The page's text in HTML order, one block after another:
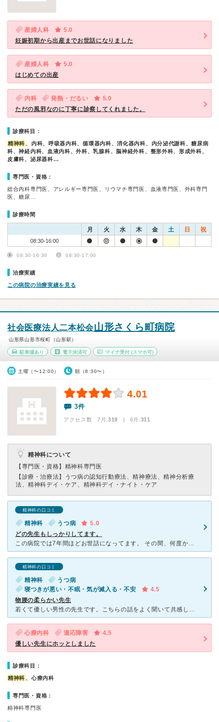
産婦人科
5.0
妊娠初期から出産までお世話になりました
産婦人科
5.0
はじめての出産
内科 発熱・だるい
5.0
ただの風邪なのに丁寧に診察してくれました。
診療科目：
精神科 、内科、呼吸器内科、循環器内科、消化器内科、内分泌代謝科、糖尿病
科、神経内科、血液内科、外科、乳腺科、脳神経外科、整形外科、形成外科、
皮膚科、泌尿器科…
専門医・資格：
総合内科専門医、アレルギー専門医、リウマチ専門医、血液専門医、外科専門
医、糖尿…
診療時間
月 火 水 木 金 土 日 祝
08:30-16:00
08:30-16:30 08:30-17:00
治療実績
この病院の治療実績を見る
社会医療法人二本松会山形さくら町病院
山形県山形市桜町（山形駅）
駐車場あり 電子決済可 マイナ受付 (スマホ可)
土曜（〜12:00） 朝（8:30〜）
4.01
3件
アクセス数 7月:319 | 6月:311
精神科について
【専門医・資格】 精神科専門医
【診療・治療法】
うつ病の認知行動療法、精神療法、精神分析療
法、精神科デイ・ケア、精神科デイ・ナイト・ケア
精神科の口コミ
精神科 うつ病
5.0
どの先生もしっかりしてます。
この病院では7年間ほどお世話になってます。 その間、何度か主治医が変わったり、主治医がお休みなどで 何度か主治医以外の先生にお世話になったことがありますが、 どの先生もしっかり話を聞いてくれます
精神科の口コミ
精神科
うつ病
寝つきが悪い・不眠・気が滅入る・不安
4.5
物腰の柔らかい先生
若くて優しい男性の先生です。こちらの話をよく聞いて共感してくれるので、とても話しやすいです。薬も相談しながら自分に合う物を少しずつ出して、試しながら調節してくれるので安心感があります。完全予約制です。
心療内科 適応障害
4.5
優しい先生にホッとしました
診療科目：
精神科 、心療内科
専門医・資格：
精神科専門医